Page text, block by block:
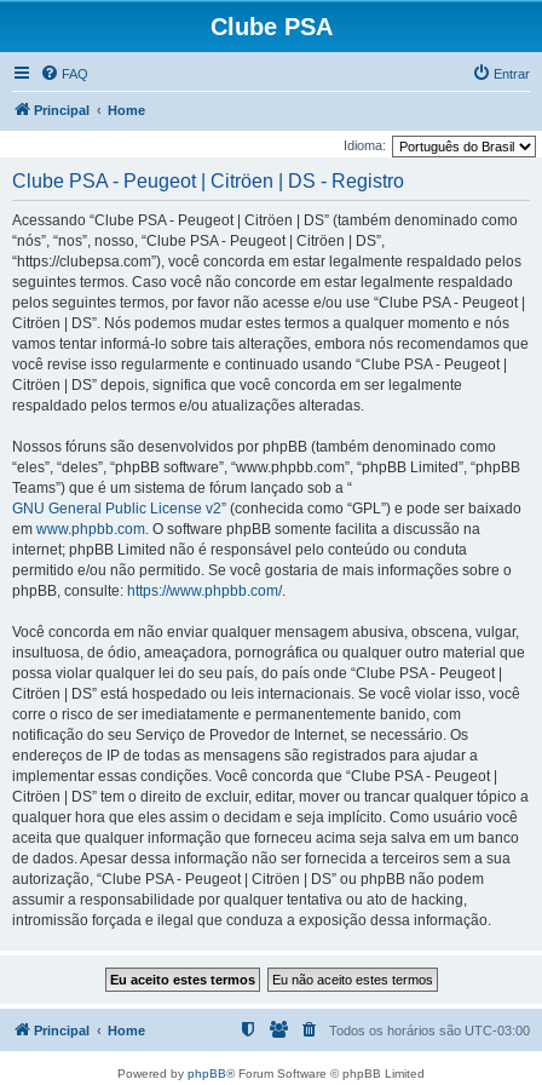
Clube PSA
FAQ Entrar
Principal Home
Idioma:
Clube PSA - Peugeot | Citröen | DS - Registro
Acessando “Clube PSA - Peugeot | Citröen | DS” (também denominado como
“nós”, “nos”, nosso, “Clube PSA - Peugeot | Citröen | DS”,
“https://clubepsa.com”), você concorda em estar legalmente respaldado pelos
seguintes termos. Caso você não concorde em estar legalmente respaldado
pelos seguintes termos, por favor não acesse e/ou use “Clube PSA - Peugeot |
Citröen | DS”. Nós podemos mudar estes termos a qualquer momento e nós
vamos tentar informá-lo sobre tais alterações, embora nós recomendamos que
você revise isso regularmente e continuado usando “Clube PSA - Peugeot |
Citröen | DS” depois, significa que você concorda em ser legalmente
respaldado pelos termos e/ou atualizações alteradas.
Nossos fóruns são desenvolvidos por phpBB (também denominado como
“eles”, “deles”, “phpBB software”, “www.phpbb.com”, “phpBB Limited”, “phpBB
Teams”) que é um sistema de fórum lançado sob a “
GNU General Public License v2” (conhecida como “GPL”) e pode ser baixado
em www.phpbb.com. O software phpBB somente facilita a discussão na
internet; phpBB Limited não é responsável pelo conteúdo ou conduta
permitido e/ou não permitido. Se você gostaria de mais informações sobre o
phpBB, consulte: https://www.phpbb.com/.
Você concorda em não enviar qualquer mensagem abusiva, obscena, vulgar,
insultuosa, de ódio, ameaçadora, pornográfica ou qualquer outro material que
possa violar qualquer lei do seu país, do país onde “Clube PSA - Peugeot |
Citröen | DS” está hospedado ou leis internacionais. Se você violar isso, você
corre o risco de ser imediatamente e permanentemente banido, com
notificação do seu Serviço de Provedor de Internet, se necessário. Os
endereços de IP de todas as mensagens são registrados para ajudar a
implementar essas condições. Você concorda que “Clube PSA - Peugeot |
Citröen | DS” tem o direito de excluir, editar, mover ou trancar qualquer tópico a
qualquer hora que eles assim o decidam e seja implícito. Como usuário você
aceita que qualquer informação que forneceu acima seja salva em um banco
de dados. Apesar dessa informação não ser fornecida a terceiros sem a sua
autorização, “Clube PSA - Peugeot | Citröen | DS” ou phpBB não podem
assumir a responsabilidade por qualquer tentativa ou ato de hacking,
intromissão forçada e ilegal que conduza a exposição dessa informação.
Principal Home Todos os horários são UTC-03:00
Powered by phpBB® Forum Software © phpBB Limited